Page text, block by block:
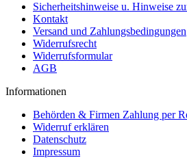
Sicherheitshinweise u. Hinweise
Kontakt
Versand und Zahlungsbedingungen
Widerrufsrecht
Widerrufsformular
AGB
Informationen
Behörden & Firmen Zahlung per
Widerruf erklären
Datenschutz
Impressum